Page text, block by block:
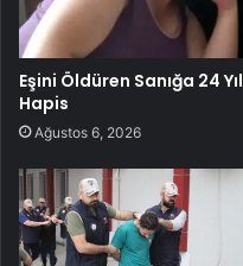
Eşini Öldüren Sanığa 24 Yıl
Hapis
Ağustos 6, 2026